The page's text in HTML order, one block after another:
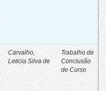
Carvalho,
Leticia Silva de
Trabalho de
Conclusão
de Curso